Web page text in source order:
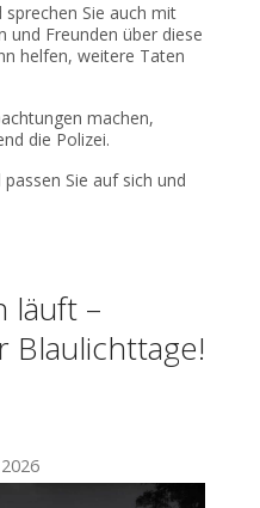
Sie auch mit
und Freunden über diese
helfen, weitere Taten
machen,
die Polizei.
Sie auf sich und
läuft –